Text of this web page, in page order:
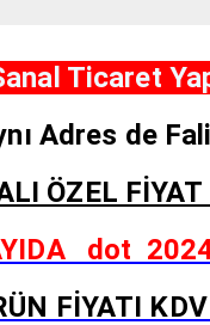
Ticaret
Adres de
ÖZEL
dot
FİYATI